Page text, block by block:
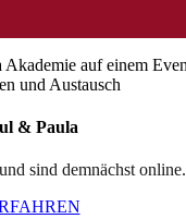
& Paula
sind demnächst online.